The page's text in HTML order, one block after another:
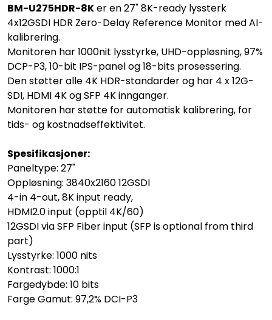
BM-U275HDR-8Ker en 27" 8K-ready lyssterk
4x12GSDI HDR Zero-Delay Reference Monitor med AI-
kalibrering.
Monitoren har 1000nit lysstyrke, UHD-oppløsning, 97%
DCP-P3, 10-bit IPS-panel og 18-bits prosessering.
Den støtter alle 4K HDR-standarder og har 4 x 12G-
SDI, HDMI 4K og SFP 4K innganger.
Monitoren har støtte for automatisk kalibrering, for
tids- og kostnadseffektivitet.
Spesifikasjoner:
Paneltype: 27"
Oppløsning: 3840x2160 12GSDI
4-in 4-out, 8K input ready,
HDMI2.0 input (opptil 4K/60)
12GSDI via SFP Fiber input (SFP is optional from third
part)
Lysstyrke: 1000 nits
Kontrast: 1000:1
Fargedybde: 10 bits
Farge Gamut: 97,2% DCI-P3